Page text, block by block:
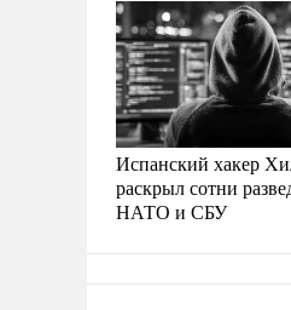
Испанский хакер
раскрыл сотни
НАТО и СБУ